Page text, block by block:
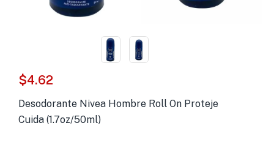
$4.62
Desodorante Nivea Hombre Roll On Proteje
Cuida (1.7oz/50ml)